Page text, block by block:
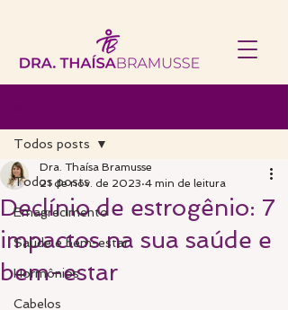
Todos posts
Emagrecimento
Saúde e bem-estar
Hormônios
Cabelos
Todos posts
Declínio de estrogênio: 7
impactos na sua saúde e
bem-estar
Dra. Thaísa Bramusse
21 de nov. de 2023 4 min de leitura